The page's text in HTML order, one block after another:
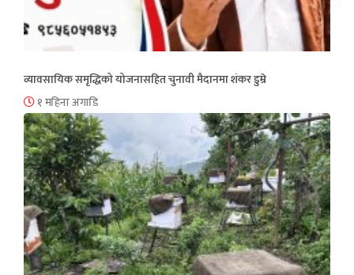
व्यावसायिक समृद्धिको योजनासहित चुनावी मैदानमा शंकर डुम्रे
१ महिना अगाडि